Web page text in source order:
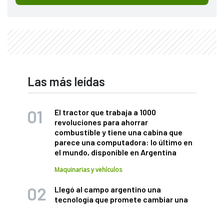
Las más leídas
El tractor que trabaja a 1000
revoluciones para ahorrar
combustible y tiene una cabina que
parece una computadora: lo último en
el mundo, disponible en Argentina
Maquinarias y vehículos
Llegó al campo argentino una
tecnología que promete cambiar una